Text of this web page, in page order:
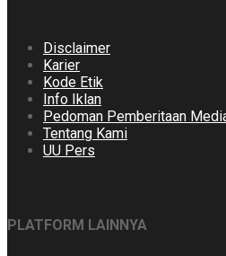
Disclaimer
Karier
Kode Etik
Info Iklan
Pedoman Pemberitaan
Tentang Kami
UU Pers
PLATFORM LAINNYA